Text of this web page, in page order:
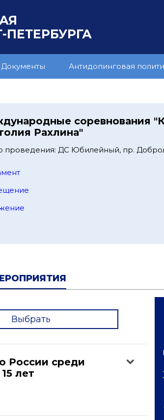
Документы Антидопинговая
соревнования
Рахлина"
проведения: ДС Юбилейный, пр.
Выбрать
России среди
лет
1